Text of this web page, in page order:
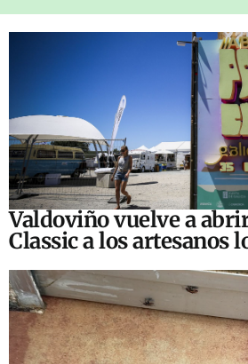
Valdoviño vuelve a
Classic a los artesanos